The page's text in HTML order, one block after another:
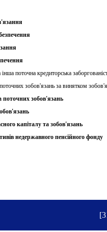
поточна кредиторська
зобов'язань за винятком
поточних зобов'язань
капіталу та зобов'язань
недержавного пенсійного фонду